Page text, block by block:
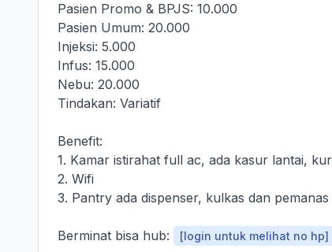
Pasien Promo & BPJS: 10.000
Pasien Umum: 20.000
Injeksi: 5.000
Infus: 15.000
Nebu: 20.000
Tindakan: Variatif
Benefit:
1. Kamar istirahat full ac, ada kasur lantai,
2. Wifi
3. Pantry ada dispenser, kulkas dan
Berminat bisa hub: [login untuk melihat no hp]